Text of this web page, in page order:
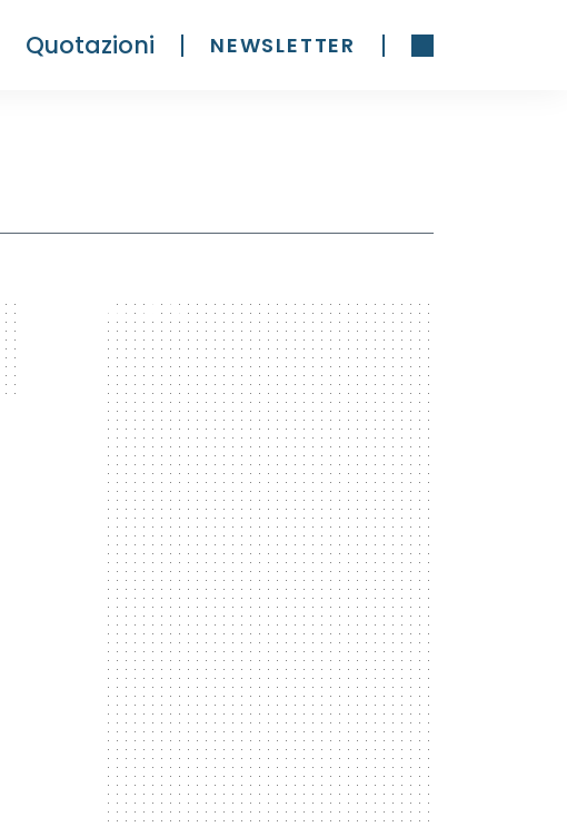
Quotazioni NEWSLETTER
300 x 600